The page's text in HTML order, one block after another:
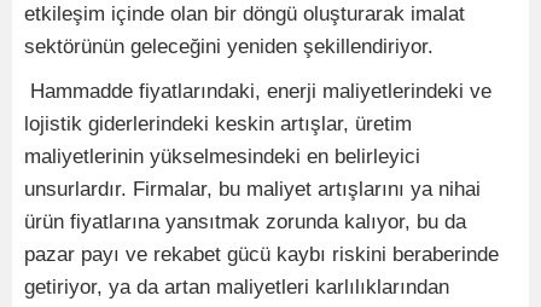
etkileşim içinde olan bir döngü oluşturarak imalat
sektörünün geleceğini yeniden şekillendiriyor.
​ Hammadde fiyatlarındaki, enerji maliyetlerindeki ve
lojistik giderlerindeki keskin artışlar, üretim
maliyetlerinin yükselmesindeki en belirleyici
unsurlardır. Firmalar, bu maliyet artışlarını ya nihai
ürün fiyatlarına yansıtmak zorunda kalıyor, bu da
pazar payı ve rekabet gücü kaybı riskini beraberinde
getiriyor, ya da artan maliyetleri karlılıklarından